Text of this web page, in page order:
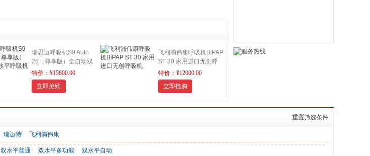
瑞思迈呼吸机S9 Auto
25（尊享版）全自动双
水平呼吸机7天免费试戴
工程师上门安装调试 24
小时售后服务 睡眠呼吸
特价：¥15800.00
立即抢购
飞利浦伟康呼吸机BiPAP
ST 30 家用进口无创呼
吸机 7天免费试戴 工程师
上门安装调试 24小时售
后服务 专为慢性呼吸功
特价：¥12000.00
立即抢购
重置筛选条件
瑞迈特 飞利浦伟康
双水平普通 双水平多功能 双水平自动